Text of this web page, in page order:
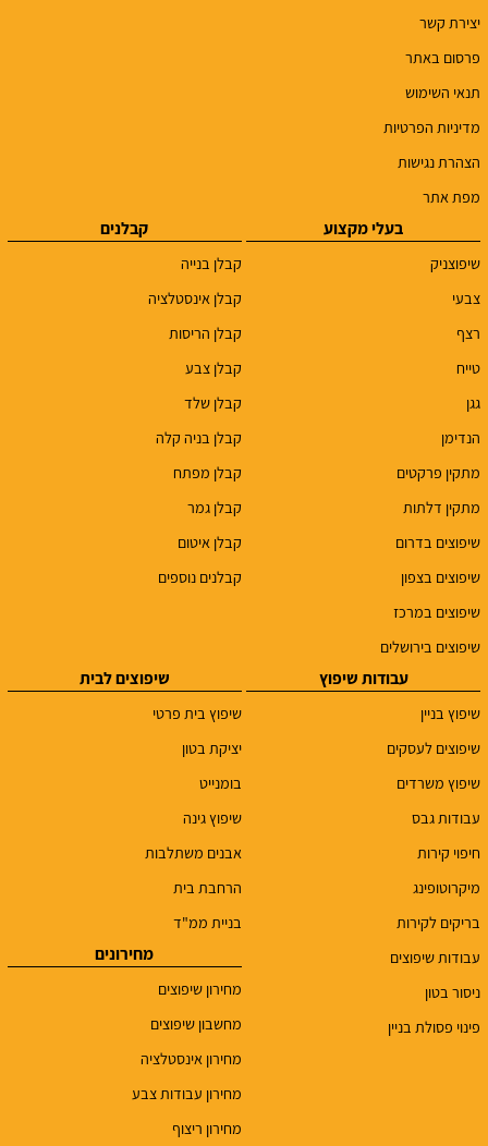
יצירת קשר
פרסום באתר
תנאי השימוש
מדיניות הפרטיות
הצהרת נגישות
מפת אתר
בעלי מקצוע
שיפוצניק
צבעי
רצף
טייח
גגן
הנדימן
מתקין פרקטים
מתקין דלתות
שיפוצים בדרום
שיפוצים בצפון
שיפוצים במרכז
שיפוצים בירושלים
קבלנים
קבלן בנייה
קבלן אינסטלציה
קבלן הריסות
קבלן צבע
קבלן שלד
קבלן בניה קלה
קבלן מפתח
קבלן גמר
קבלן איטום
קבלנים נוספים
עבודות שיפוץ
שיפוץ בניין
שיפוצים לעסקים
שיפוץ משרדים
עבודות גבס
חיפוי קירות
מיקרוטופינג
בריקים לקירות
עבודות שיפוצים
ניסור בטון
פינוי פסולת בניין
שיפוצים לבית
שיפוץ בית פרטי
יציקת בטון
בומנייט
שיפוץ גינה
אבנים משתלבות
הרחבת בית
בניית ממ"ד
מחירונים
מחירון שיפוצים
מחשבון שיפוצים
מחירון אינסטלציה
מחירון עבודות צבע
מחירון ריצוף